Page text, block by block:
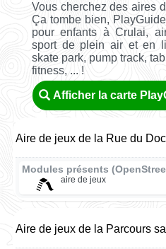
Vous cherchez des aires
Ça tombe bien,
pour enfants à Crulai,
sport de plein air et en
skate park, pump track,
fitness, ... !
Afficher la carte
Aire de jeux de la Rue du
Modules présents
aire de jeux
Aire de jeux de la Parcours